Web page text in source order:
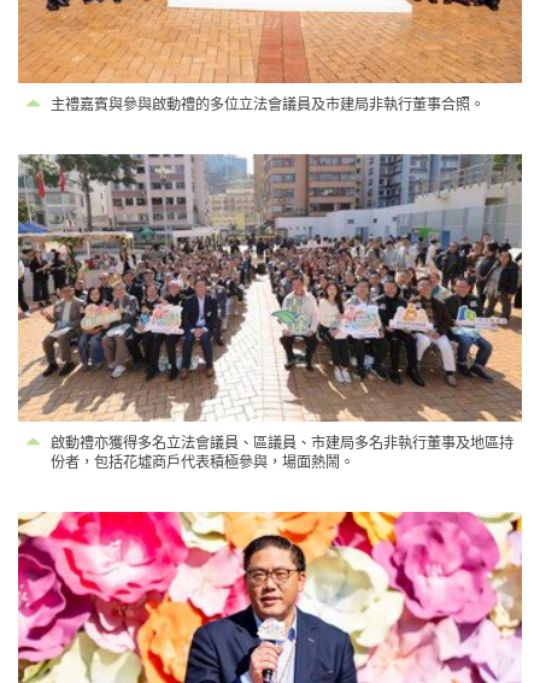
主禮嘉賓與參與啟動禮的多位立法會議員及市建局非執行董事合照。
啟動禮亦獲得多名立法會議員、區議員、市建局多名非執行董事及地區持
份者，包括花墟商戶代表積極參與，場面熱鬧。